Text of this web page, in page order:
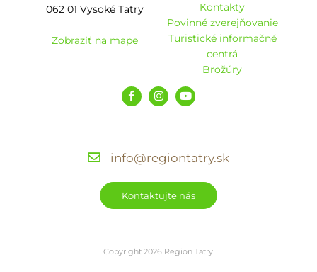
062 01 Vysoké Tatry
Zobraziť na mape
Kontakty
Povinné zverejňovanie
Turistické informačné
centrá
Brožúry
info@regiontatry.sk
Kontaktujte nás
Copyright 2026 Region Tatry.